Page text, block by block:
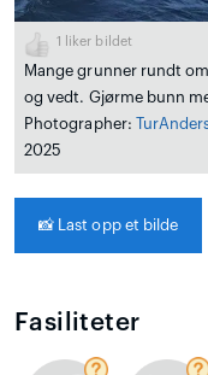
1 liker bildet
Mange grunner rundt
og vedt. Gjørme bunn
Photographer:
2025
📸 Last opp et bilde
Fasiliteter